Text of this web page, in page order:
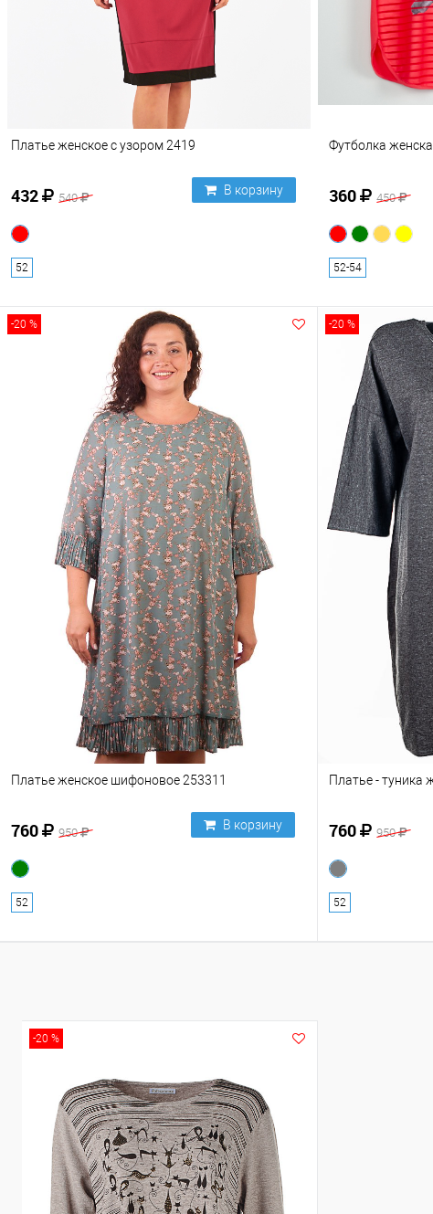
Платье женское с узором 2419
432 540
В корзину
52
Футболка
360 450
52-54
-20 %
Платье женское шифоновое 253311
760 950
В корзину
52
-20 %
Платье - туника
760 950
52
-20 %